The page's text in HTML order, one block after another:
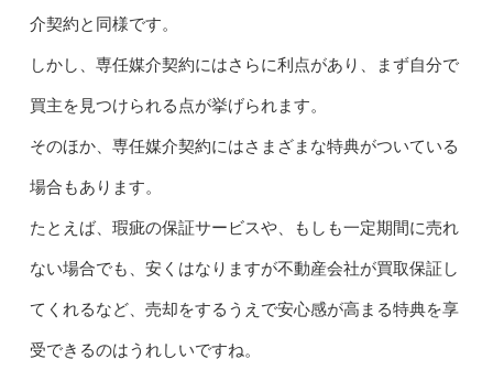
介契約と同様です。
しかし、専任媒介契約にはさらに利点があり、まず自分で
買主を見つけられる点が挙げられます。
そのほか、専任媒介契約にはさまざまな特典がついている
場合もあります。
たとえば、瑕疵の保証サービスや、もしも一定期間に売れ
ない場合でも、安くはなりますが不動産会社が買取保証し
てくれるなど、売却をするうえで安心感が高まる特典を享
受できるのはうれしいですね。